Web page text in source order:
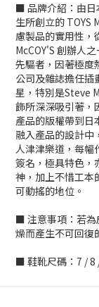
■ 品牌介紹：由日
生所創立的 TOYS
慮製品的實用性，
McCOY'S 創辦人
先驅者，因著極度
公司及雜誌擔任插
星，特別是Steve
飾所深深吸引著，
產品的版權帶到日
融入產品的設計
人津津樂道，每幅
簽名，極具特色，
神，加上不惜工本
可動搖的地位。
■ 注意事項：若為
燥而產生不可回復
■ 鞋靴尺碼：7 / 8